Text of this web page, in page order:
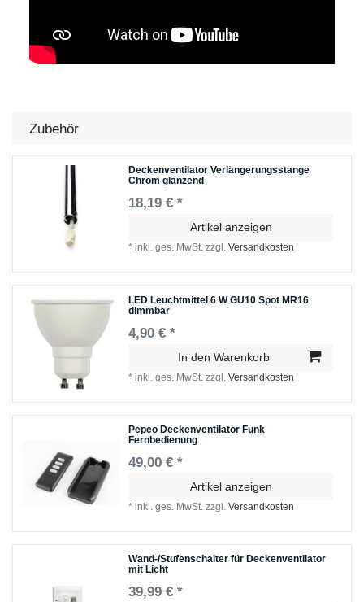
Zubehör
Deckenventilator Verlängerungsstange
Chrom glänzend
18,19 € *
Artikel anzeigen
*inkl. ges. MwSt. zzgl.Versandkosten
LED Leuchtmittel 6 W GU10 Spot MR16
dimmbar
4,90 € *
In den Warenkorb
*inkl. ges. MwSt. zzgl.Versandkosten
Pepeo Deckenventilator Funk
Fernbedienung
49,00 € *
Artikel anzeigen
*inkl. ges. MwSt. zzgl.Versandkosten
Wand-/Stufenschalter für Deckenventilator
mit Licht
39,99 € *